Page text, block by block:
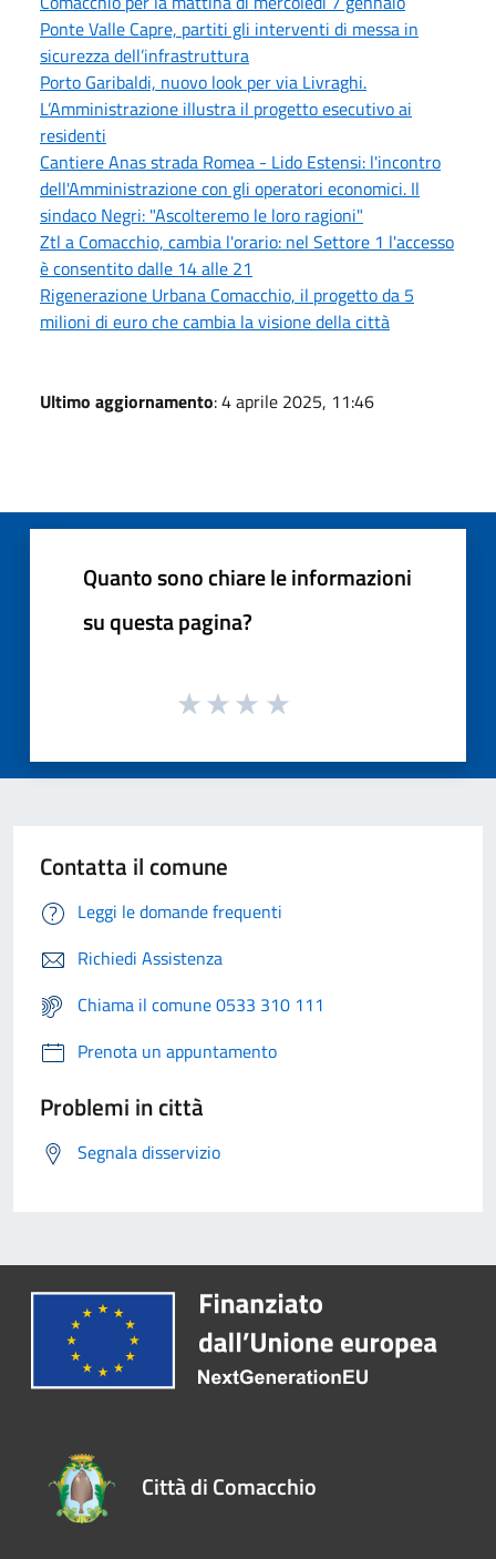
Ponte Valle Capre, partiti gli interventi di messa in
sicurezza dell’infrastruttura
Porto Garibaldi, nuovo look per via Livraghi.
L’Amministrazione illustra il progetto esecutivo ai
residenti
Cantiere Anas strada Romea - Lido Estensi: l'incontro
dell'Amministrazione con gli operatori economici. Il
sindaco Negri: "Ascolteremo le loro ragioni"
Ztl a Comacchio, cambia l'orario: nel Settore 1 l'accesso
è consentito dalle 14 alle 21
Rigenerazione Urbana Comacchio, il progetto da 5
milioni di euro che cambia la visione della città
Ultimo aggiornamento: 4 aprile 2025, 11:46
Quanto sono chiare le informazioni
su questa pagina?
Contatta il comune
Leggi le domande frequenti
Richiedi Assistenza
Chiama il comune 0533 310 111
Prenota un appuntamento
Problemi in città
Segnala disservizio
Città di Comacchio